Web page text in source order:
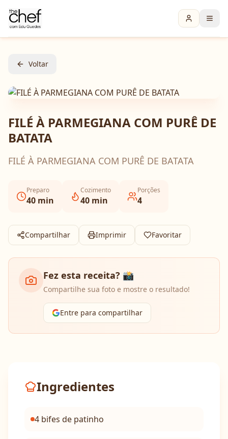
Voltar
FILÉ À PARMEGIANA COM PURÊ DE
BATATA
FILÉ À PARMEGIANA COM PURÊ DE BATATA
Preparo
40 min
Cozimento
40 min
Porções
4
Compartilhar Imprimir Favoritar
Fez esta receita? 📸
Compartilhe sua foto e mostre o resultado!
Entre para compartilhar
Ingredientes
4 bifes de patinho